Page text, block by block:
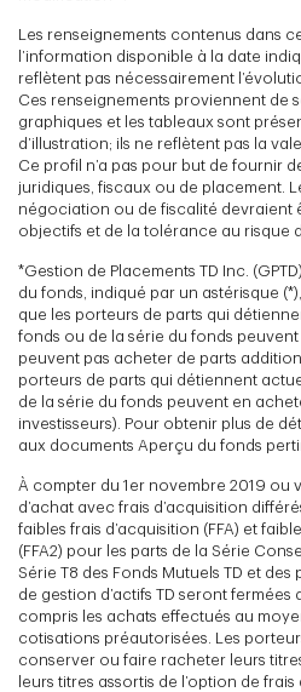
Les renseignements contenus dans
l’information disponible à la date
reflètent pas nécessairement
Ces renseignements proviennent de
graphiques et les tableaux sont
d’illustration; ils ne reflètent pas la
Ce profil n’a pas pour but de fournir
juridiques, fiscaux ou de placement.
négociation ou de fiscalité devraient
objectifs et de la tolérance au risque
*Gestion de Placements TD Inc.
du fonds, indiqué par un astérisque
que les porteurs de parts qui
fonds ou de la série du fonds
peuvent pas acheter de parts
porteurs de parts qui détiennent
de la série du fonds peuvent en
investisseurs). Pour obtenir plus de
aux documents Aperçu du fonds
À compter du 1er novembre 2019 ou
d’achat avec frais d’acquisition
faibles frais d’acquisition (FFA) et
(FFA2) pour les parts de la Série
Série T8 des Fonds Mutuels TD et
de gestion d’actifs TD seront fermées
compris les achats effectués au
cotisations préautorisées. Les
conserver ou faire racheter leurs
leurs titres assortis de l’option de